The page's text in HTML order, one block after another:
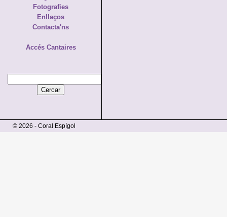
Fotografies
Enllaços
Contacta'ns
Accés Cantaires
© 2026 - Coral Espígol